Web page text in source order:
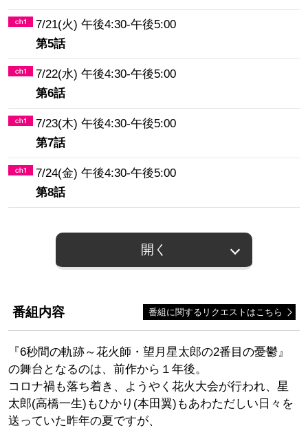
7/21(火) 午後4:30-午後5:00
第5話
7/22(水) 午後4:30-午後5:00
第6話
7/23(木) 午後4:30-午後5:00
第7話
7/24(金) 午後4:30-午後5:00
第8話
開く
番組内容 番組に関するリクエストはこちら
『6秒間の軌跡～花火師・望月星太郎の2番目の憂鬱』
の舞台となるのは、前作から１年後。
コロナ禍も落ち着き、ようやく花火大会が行われ、星
太郎(高橋一生)もひかり(本田翼)もあわただしい日々を
送っていた昨年の夏ですが、